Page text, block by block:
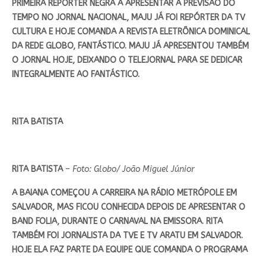
PRIMEIRA REPÓRTER NEGRA A APRESENTAR A PREVISÃO DO
TEMPO NO JORNAL NACIONAL, MAJU JÁ FOI REPÓRTER DA TV
CULTURA E HOJE COMANDA A REVISTA ELETRÔNICA DOMINICAL
DA REDE GLOBO, FANTÁSTICO. MAJU JÁ APRESENTOU TAMBÉM
O JORNAL HOJE, DEIXANDO O TELEJORNAL PARA SE DEDICAR
INTEGRALMENTE AO FANTÁSTICO.
RITA BATISTA
RITA BATISTA– Foto: Globo/ João Miguel Júnior
A BAIANA COMEÇOU A CARREIRA NA RÁDIO METRÓPOLE EM
SALVADOR, MAS FICOU CONHECIDA DEPOIS DE APRESENTAR O
BAND FOLIA, DURANTE O CARNAVAL NA EMISSORA. RITA
TAMBÉM FOI JORNALISTA DA TVE E TV ARATU EM SALVADOR.
HOJE ELA FAZ PARTE DA EQUIPE QUE COMANDA O PROGRAMA